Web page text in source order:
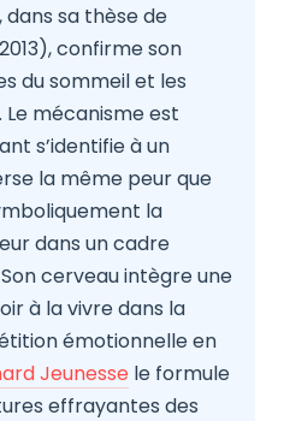
sa thèse de
confirme son
du sommeil et les
Le mécanisme est
s’identifie à un
la même peur que
la
dans un cadre
cerveau intègre une
à la vivre dans la
émotionnelle en
Jeunesse le formule
effrayantes des